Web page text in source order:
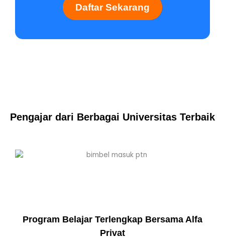
Daftar Sekarang
Pengajar dari Berbagai Universitas Terbaik
Program Belajar Terlengkap Bersama Alfa
Privat